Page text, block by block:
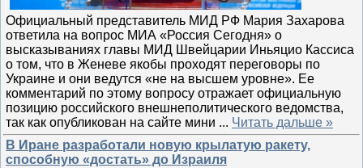
Официальный представитель МИД РФ Мария Захарова
ответила на вопрос МИА «Россия Сегодня» о
высказываниях главы МИД Швейцарии Иньяцио Кассиса
о том, что в Женеве якобы проходят переговоры по
Украине и они ведутся «не на высшем уровне». Ее
комментарий по этому вопросу отражает официальную
позицию российского внешнеполитического ведомства,
так как опубликован на сайте мини ... Читать дальше »
В Иране разработали новую крылатую ракету,
способную «достать» до Израиля